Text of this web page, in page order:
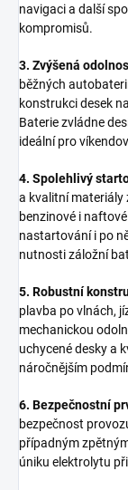
navigaci a další
kompromisů.
3. Zvýšená
běžných
konstrukci desek
Baterie zvládne
ideální pro
4. Spolehlivý
a kvalitní
benzinové i
nastartování i po
nutnosti záložní
5. Robustní
plavba po vlnách,
mechanickou
uchycené desky a
náročnějším
6. Bezpečnostní
bezpečnost
případným
úniku elektrolytu